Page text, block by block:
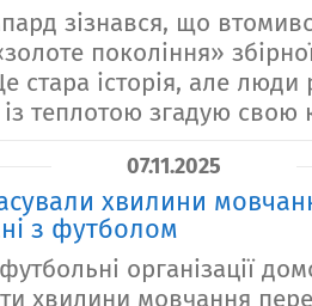
зізнався, що
покоління»
стара історія, але люди
теплотою згадую свою
07.11.2025
хвилини
з футболом
організації
хвилини мовчання